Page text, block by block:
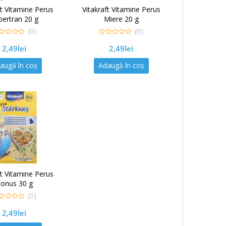
Vitamine Perus
20 g
(0)
2,49lei
în coș
Vitakraft Vitamine Perus
Miere 20 g
5
(0)
2,49lei
Adaugă în coș
Vitamine Perus
30 g
(0)
2,49lei